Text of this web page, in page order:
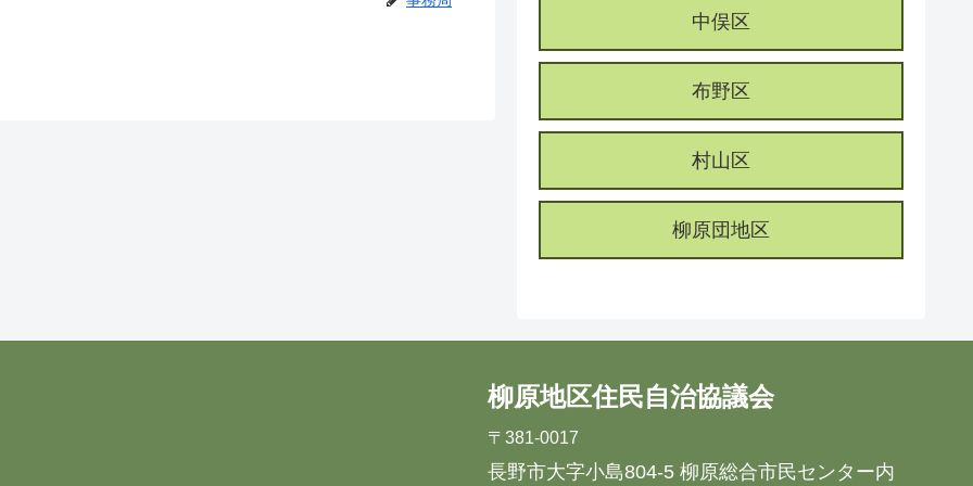
中俣区
布野区
村山区
柳原団地区
柳原地区住民自治協議会
〒381-0017
長野市大字小島804-5 柳原総合市民センター内